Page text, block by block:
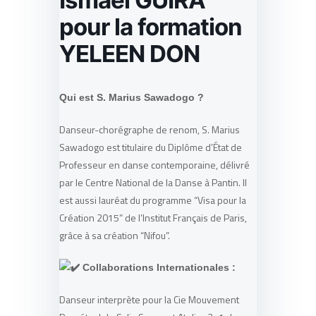
pour la formation
YELEEN DON
Qui est S. Marius Sawadogo ?
Danseur-chorégraphe de renom, S. Marius
Sawadogo est titulaire du Diplôme d’État de
Professeur en danse contemporaine, délivré
par le Centre National de la Danse à Pantin. Il
est aussi lauréat du programme “Visa pour la
Création 2015” de l’Institut Français de Paris,
grâce à sa création “Nifou”.
Collaborations Internationales :
Danseur interprète pour la Cie Mouvement